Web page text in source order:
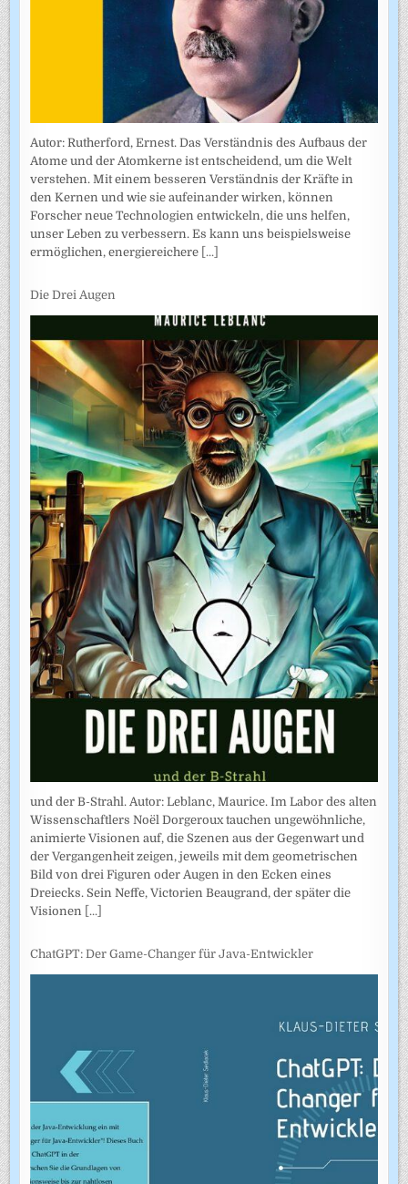
Autor: Rutherford, Ernest. Das Verständnis des Aufbaus der
Atome und der Atomkerne ist entscheidend, um die Welt
verstehen. Mit einem besseren Verständnis der Kräfte in
den Kernen und wie sie aufeinander wirken, können
Forscher neue Technologien entwickeln, die uns helfen,
unser Leben zu verbessern. Es kann uns beispielsweise
ermöglichen, energiereichere [...]
Die Drei Augen
und der B-Strahl. Autor: Leblanc, Maurice. Im Labor des alten
Wissenschaftlers Noël Dorgeroux tauchen ungewöhnliche,
animierte Visionen auf, die Szenen aus der Gegenwart und
der Vergangenheit zeigen, jeweils mit dem geometrischen
Bild von drei Figuren oder Augen in den Ecken eines
Dreiecks. Sein Neffe, Victorien Beaugrand, der später die
Visionen [...]
ChatGPT: Der Game-Changer für Java-Entwickler